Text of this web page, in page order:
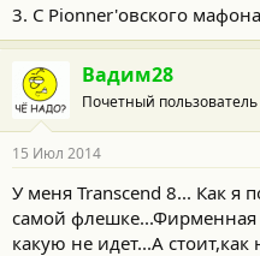
3. C Pionner'овского
Вадим28
Почетный
15 Июл 2014
У меня Transcend 8... Как
самой флешке...Фирменная
какую не идет...А